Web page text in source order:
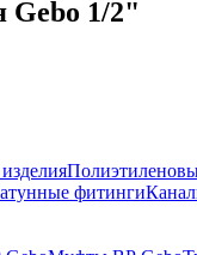
Gebo 1/2"
фитинги